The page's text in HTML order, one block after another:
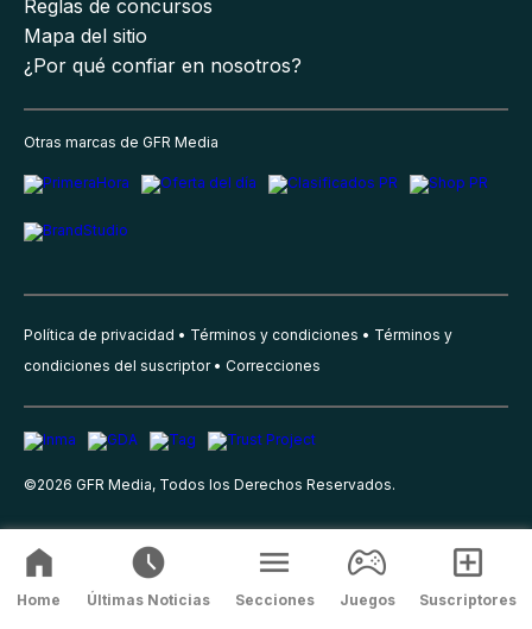
Reglas de concursos
Mapa del sitio
¿Por qué confiar en nosotros?
Otras marcas de GFR Media
Política de privacidad Términos y condiciones
Términos y
condiciones del suscriptor
Correcciones
©2026 GFR Media, Todos los Derechos Reservados.
Home Últimas Noticias Secciones Juegos Suscriptores